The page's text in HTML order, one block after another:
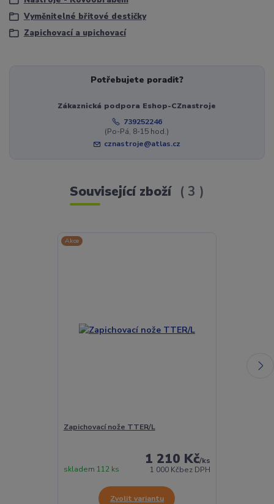
Vyměnitelné břitové destičky
Zapichovací a upichovací
Potřebujete poradit?
Zákaznická podpora Eshop-CZnastroje
739252246
(Po-Pá, 8-15 hod.)
cznastroje@atlas.cz
Související zboží 3
Akce
Zapichovací nože TTER/L
1 210 Kč/ks
1 000 Kčbez DPH
skladem 112 ks
Zvolit variantu